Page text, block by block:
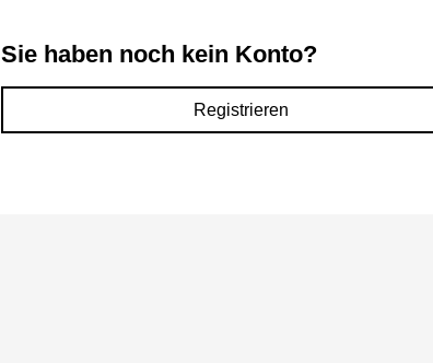
Sie haben noch kein Konto?
Registrieren